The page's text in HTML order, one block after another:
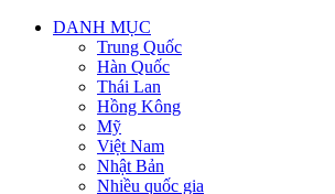
DANH MỤC
Trung Quốc
Hàn Quốc
Thái Lan
Hồng Kông
Mỹ
Việt Nam
Nhật Bản
Nhiều quốc gia